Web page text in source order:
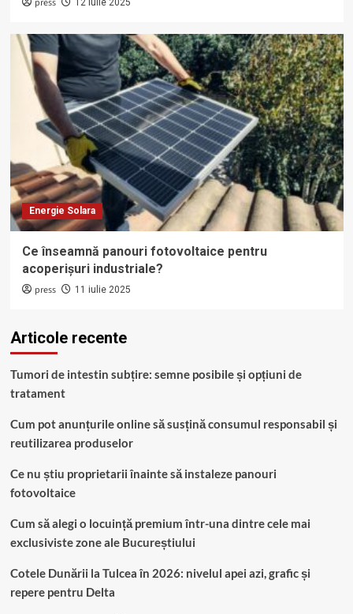
Energie Solara
Ce înseamnă panouri fotovoltaice pentru
acoperișuri industriale?
press 11 iulie 2025
Articole recente
Tumori de intestin subțire: semne posibile și opțiuni de
tratament
Cum pot anunțurile online să susțină consumul responsabil și
reutilizarea produselor
Ce nu știu proprietarii înainte să instaleze panouri
fotovoltaice
Cum să alegi o locuință premium într-una dintre cele mai
exclusiviste zone ale Bucureștiului
Cotele Dunării la Tulcea în 2026: nivelul apei azi, grafic și
repere pentru Delta